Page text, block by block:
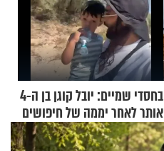
בחסדי שמיים: יובל קוגן בן ה-4
אותר לאחר יממה של חיפושים